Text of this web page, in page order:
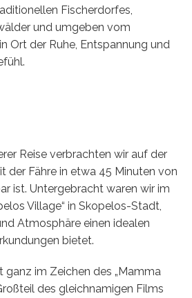
Fischerdorfes,
und umgeben vom
Ort der Ruhe, Entspannung und
Reise verbrachten wir auf der
der Fähre in etwa 45 Minuten von
ist. Untergebracht waren wir im
Village“ in Skopelos-Stadt,
Atmosphäre einen idealen
bietet.
im Zeichen des „Mamma
des gleichnamigen Films